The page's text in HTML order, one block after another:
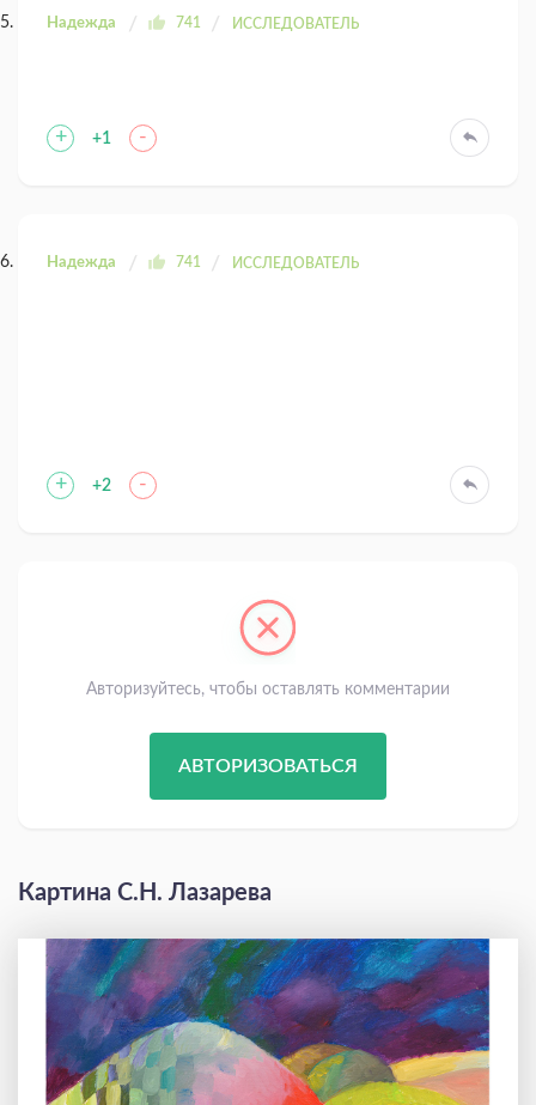
Надежда 741 ИССЛЕДОВАТЕЛЬ
+ +1 -
Надежда 741 ИССЛЕДОВАТЕЛЬ
+ +2 -
Авторизуйтесь, чтобы оставлять комментарии
АВТОРИЗОВАТЬСЯ
Картина С.Н. Лазарева